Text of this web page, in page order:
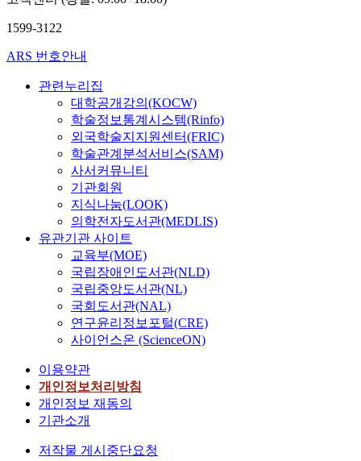
1599-3122
ARS 번호안내
관련누리집
대학공개강의(KOCW)
학술정보통계시스템(Rinfo)
외국학술지지원센터(FRIC)
학술관계분석서비스(SAM)
사서커뮤니티
기관회원
지식나눔(LOOK)
의학전자도서관(MEDLIS)
유관기관 사이트
교육부(MOE)
국립장애인도서관(NLD)
국립중앙도서관(NL)
국회도서관(NAL)
연구윤리정보포털(CRE)
사이언스온 (ScienceON)
이용약관
개인정보처리방침
개인정보 재동의
기관소개
저작물 게시중단요청